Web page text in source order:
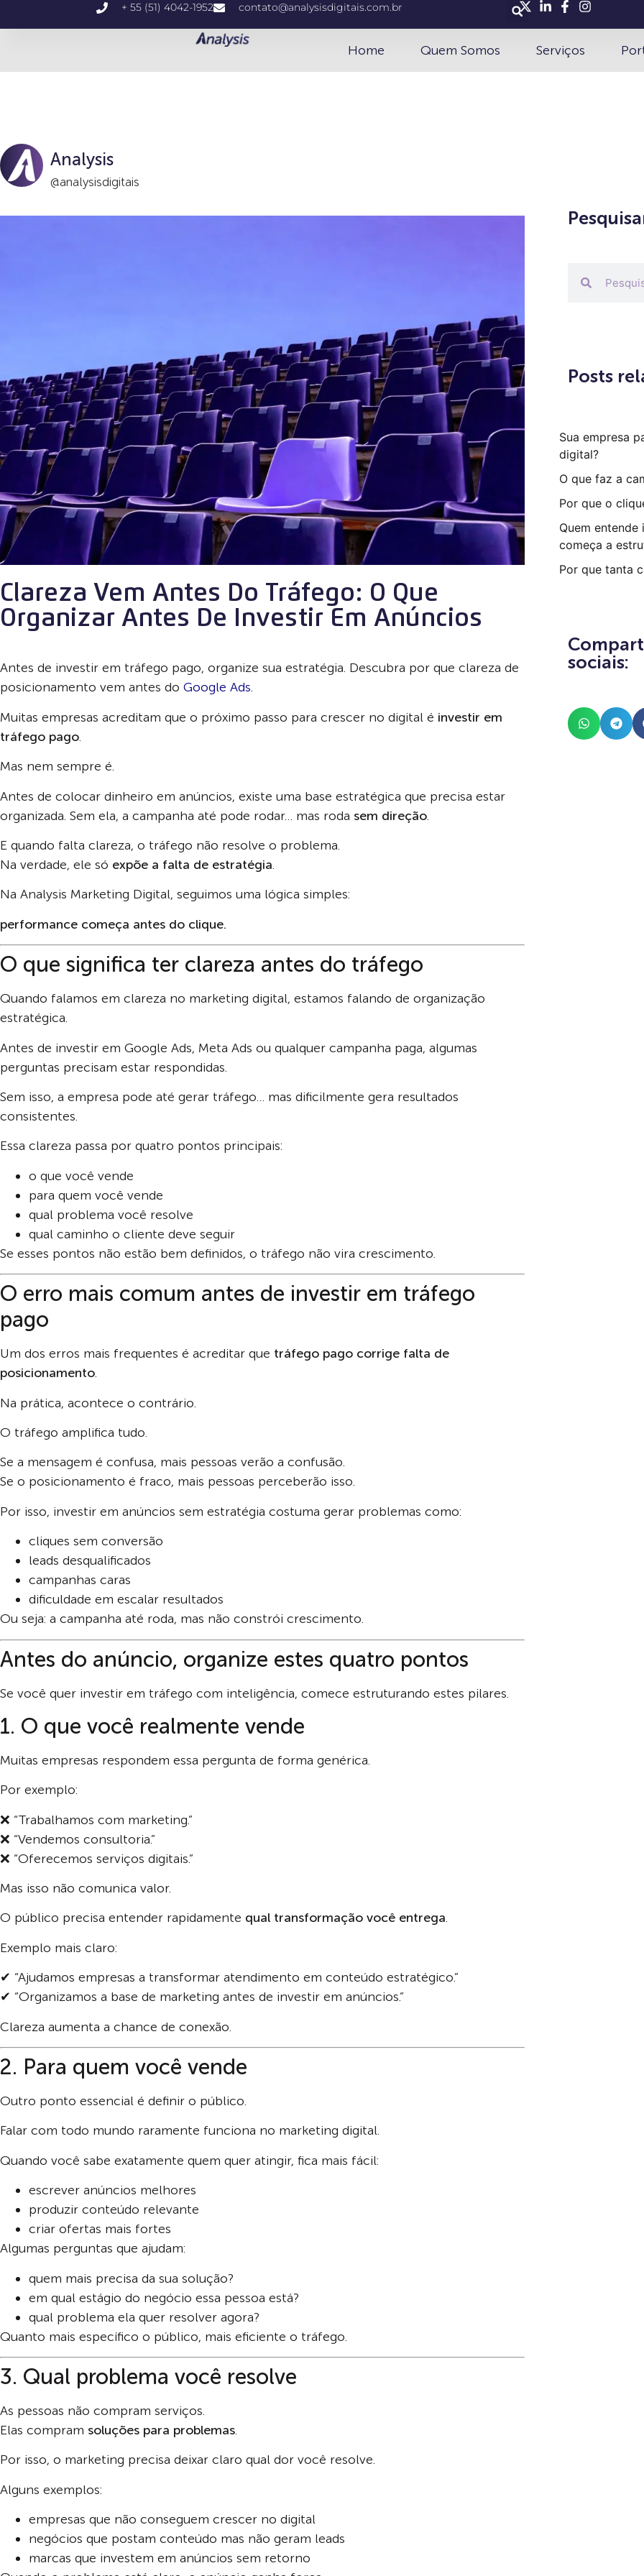
+ 55 (51) 4042-1952 contato@analysisdigitais.com.br
Home Quem Somos Serviços
Analysis
@analysisdigitais
Clareza Vem Antes Do Tráfego: O Que
Organizar Antes De Investir Em Anúncios
Antes de investir em tráfego pago, organize sua estratégia. Descubra por que clareza de
posicionamento vem antes do Google Ads.
Muitas empresas acreditam que o próximo passo para crescer no digital é investir em
tráfego pago.
Mas nem sempre é.
Antes de colocar dinheiro em anúncios, existe uma base estratégica que precisa estar
organizada. Sem ela, a campanha até pode rodar… mas roda sem direção.
E quando falta clareza, o tráfego não resolve o problema.
Na verdade, ele só expõe a falta de estratégia.
Na Analysis Marketing Digital, seguimos uma lógica simples:
performance começa antes do clique.
O que significa ter clareza antes do tráfego
Quando falamos em clareza no marketing digital, estamos falando de organização
estratégica.
Antes de investir em Google Ads, Meta Ads ou qualquer campanha paga, algumas
perguntas precisam estar respondidas.
Sem isso, a empresa pode até gerar tráfego… mas dificilmente gera resultados
consistentes.
Essa clareza passa por quatro pontos principais:
o que você vende
para quem você vende
qual problema você resolve
qual caminho o cliente deve seguir
Se esses pontos não estão bem definidos, o tráfego não vira crescimento.
O erro mais comum antes de investir em tráfego
pago
Um dos erros mais frequentes é acreditar que tráfego pago corrige falta de
posicionamento.
Na prática, acontece o contrário.
O tráfego amplifica tudo.
Se a mensagem é confusa, mais pessoas verão a confusão.
Se o posicionamento é fraco, mais pessoas perceberão isso.
Por isso, investir em anúncios sem estratégia costuma gerar problemas como:
cliques sem conversão
leads desqualificados
campanhas caras
dificuldade em escalar resultados
Ou seja: a campanha até roda, mas não constrói crescimento.
Antes do anúncio, organize estes quatro pontos
Se você quer investir em tráfego com inteligência, comece estruturando estes pilares.
1. O que você realmente vende
Muitas empresas respondem essa pergunta de forma genérica.
Por exemplo:
❌ “Trabalhamos com marketing.”
❌ “Vendemos consultoria.”
❌ “Oferecemos serviços digitais.”
Mas isso não comunica valor.
O público precisa entender rapidamente qual transformação você entrega.
Exemplo mais claro:
✔ “Ajudamos empresas a transformar atendimento em conteúdo estratégico.”
✔ “Organizamos a base de marketing antes de investir em anúncios.”
Clareza aumenta a chance de conexão.
2. Para quem você vende
Outro ponto essencial é definir o público.
Falar com todo mundo raramente funciona no marketing digital.
Quando você sabe exatamente quem quer atingir, fica mais fácil:
escrever anúncios melhores
produzir conteúdo relevante
criar ofertas mais fortes
Algumas perguntas que ajudam:
quem mais precisa da sua solução?
em qual estágio do negócio essa pessoa está?
qual problema ela quer resolver agora?
Quanto mais específico o público, mais eficiente o tráfego.
3. Qual problema você resolve
As pessoas não compram serviços.
Elas compram soluções para problemas.
Por isso, o marketing precisa deixar claro qual dor você resolve.
Alguns exemplos:
empresas que não conseguem crescer no digital
negócios que postam conteúdo mas não geram leads
marcas que investem em anúncios sem retorno
Posts
Sua empresa
digital?
O que faz a
Por que o
Quem
começa a
Por que tanta
sociais: